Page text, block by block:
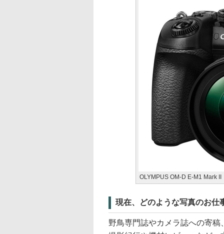
OLYMPUS OM-D E-M1 Mark II
現在、どのような写真のお仕
野鳥専門誌やカメラ誌への寄